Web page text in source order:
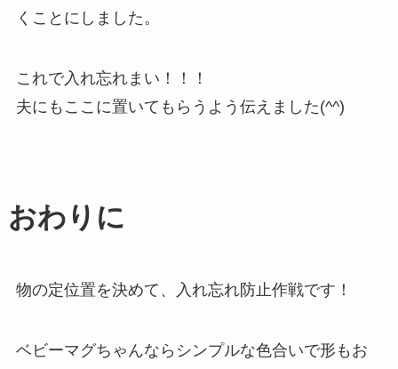
くことにしました。
これで入れ忘れまい！！！
夫にもここに置いてもらうよう伝えました(^^)
おわりに
物の定位置を決めて、入れ忘れ防止作戦です！
ベビーマグちゃんならシンプルな色合いで形もお